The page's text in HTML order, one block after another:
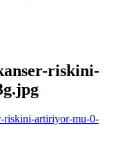
riskini-